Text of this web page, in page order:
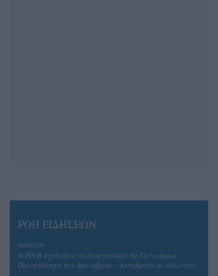
ΡΟΗ ΕΙΔΗΣΕΩΝ
06/08/2026
Η FIVB σχεδιάζει να διοργανώσει το Παγκόσμιο
Πρωτάθλημα τον Δεκέμβριο – Αντιδρούν οι σύλλογοι